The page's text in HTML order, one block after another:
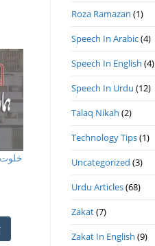
Roza Ramazan (1)
Speech In Arabic(4)
Speech In English (4)
Speech In Urdu (12)
Talaq Nikah (2)
Technology Tips(1)
Uncategorized (3)
Urdu Articles(68)
Zakat(7)
Zakat In English (9)